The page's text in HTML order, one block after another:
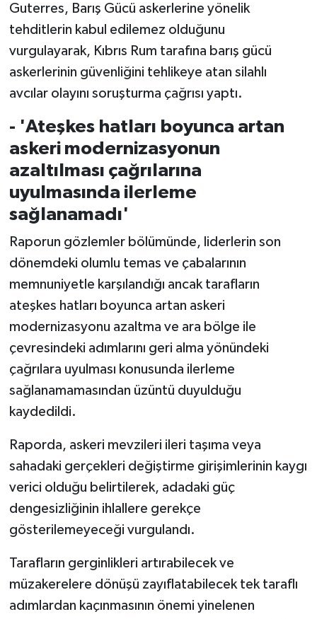
Guterres, Barış Gücü askerlerine yönelik
tehditlerin kabul edilemez olduğunu
vurgulayarak, Kıbrıs Rum tarafına barış gücü
askerlerinin güvenliğini tehlikeye atan silahlı
avcılar olayını soruşturma çağrısı yaptı.
- 'Ateşkes hatları boyunca artan
askeri modernizasyonun
azaltılması çağrılarına
uyulmasında ilerleme
sağlanamadı'
Raporun gözlemler bölümünde, liderlerin son
dönemdeki olumlu temas ve çabalarının
memnuniyetle karşılandığı ancak tarafların
ateşkes hatları boyunca artan askeri
modernizasyonu azaltma ve ara bölge ile
çevresindeki adımlarını geri alma yönündeki
çağrılara uyulması konusunda ilerleme
sağlanamamasından üzüntü duyulduğu
kaydedildi.
Raporda, askeri mevzileri ileri taşıma veya
sahadaki gerçekleri değiştirme girişimlerinin kaygı
verici olduğu belirtilerek, adadaki güç
dengesizliğinin ihlallere gerekçe
gösterilemeyeceği vurgulandı.
Tarafların gerginlikleri artırabilecek ve
müzakerelere dönüşü zayıflatabilecek tek taraflı
adımlardan kaçınmasının önemi yinelenen